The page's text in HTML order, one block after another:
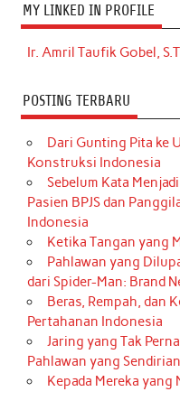
MY LINKED IN PROFILE
Ir. Amril Taufik Gobel,
POSTING TERBARU
Dari Gunting Pita ke
Konstruksi Indonesia
Sebelum Kata
Pasien BPJS dan
Indonesia
Ketika Tangan yang
Pahlawan yang
dari Spider-Man: Brand
Beras, Rempah, dan
Pertahanan Indonesia
Jaring yang Tak
Pahlawan yang Sendirian
Kepada Mereka